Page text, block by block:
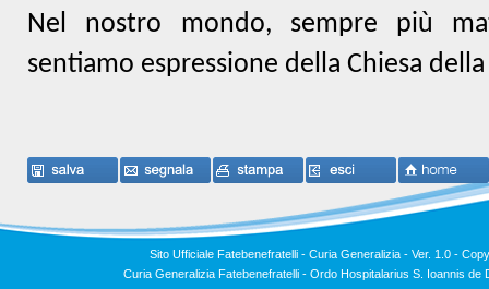
Nel nostro mondo, sempre più
sentiamo espressione della Chiesa
Sito Ufficiale Fatebenefratelli - Curia Generalizia - Ver. 1.0 -
Curia Generalizia Fatebenefratelli - Ordo Hospitalarius S. Ioannis